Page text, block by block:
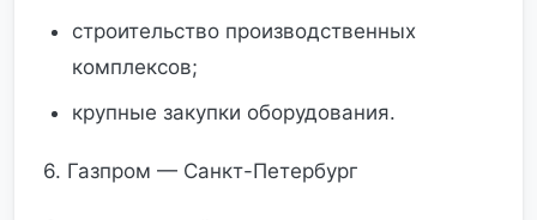
строительство производственных
комплексов;
крупные закупки оборудования.
6. Газпром — Санкт-Петербург